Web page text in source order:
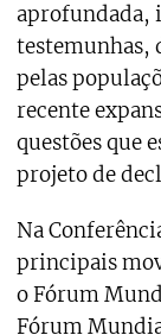
aprofundada,
testemunhas,
pelas
recente
questões que
projeto de
Na
principais
o Fórum
Fórum